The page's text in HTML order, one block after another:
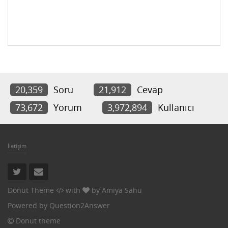
20,359 Soru 21,912
Cevap
73,672
Yorum 3,972,894 Kullanıcı
İletişim
Donut Theme with by Amiya Sahu
Powered by Question2Answer
Donut theme